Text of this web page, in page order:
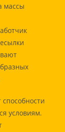
массы
условиям.